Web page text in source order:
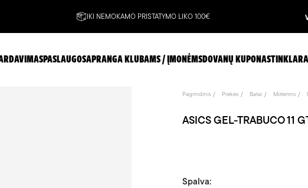
IKI NEMOKAMO PRISTATYMO LIKO 100€
PASLAUGOSAPRANGA KLUBAMS / ĮMONĖMSDOVANŲ KUPONAS
Pagrindinis Prekės Batai Moterims
ASICS GEL-TRABUCO 11
Spalva: